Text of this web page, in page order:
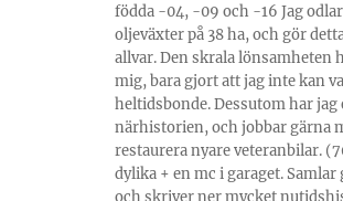
födda -04, -09 och -16 Jag
oljeväxter på 38 ha, och gör
allvar. Den skrala lönsamheten
mig, bara gjort att jag inte kan
heltidsbonde. Dessutom har
närhistorien, och jobbar gärna
restaurera nyare veteranbilar.
dylika + en mc i garaget.